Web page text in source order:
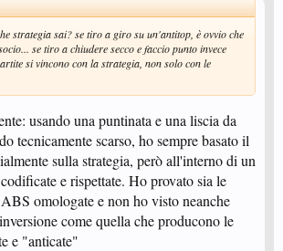
strategia sai? se tiro a giro su un'antitop, è ovvio che
se tiro a chiudere secco e faccio punto invece
si vincono con la strategia, non solo con le
usando una puntinata e una liscia da
tecnicamente scarso, ho sempre basato il
sulla strategia, però all'interno di un
e rispettate. Ho provato sia le
omologate e non ho visto neanche
come quella che producono le
e "anticate"